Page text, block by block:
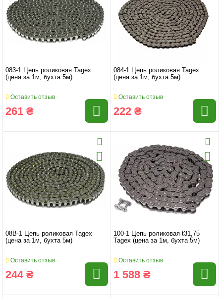
083-1 Цепь роликовая Tagex
(цена за 1м, бухта 5м)
Оставить отзыв
261 ₴
084-1 Цепь роликовая Tagex
(цена за 1м, бухта 5м)
Оставить отзыв
222 ₴
08B-1 Цепь роликовая Tagex
(цена за 1м, бухта 5м)
Оставить отзыв
244 ₴
100-1 Цепь роликовая t31,75
Tagex (цена за 1м, бухта 5м)
Оставить отзыв
1 588 ₴